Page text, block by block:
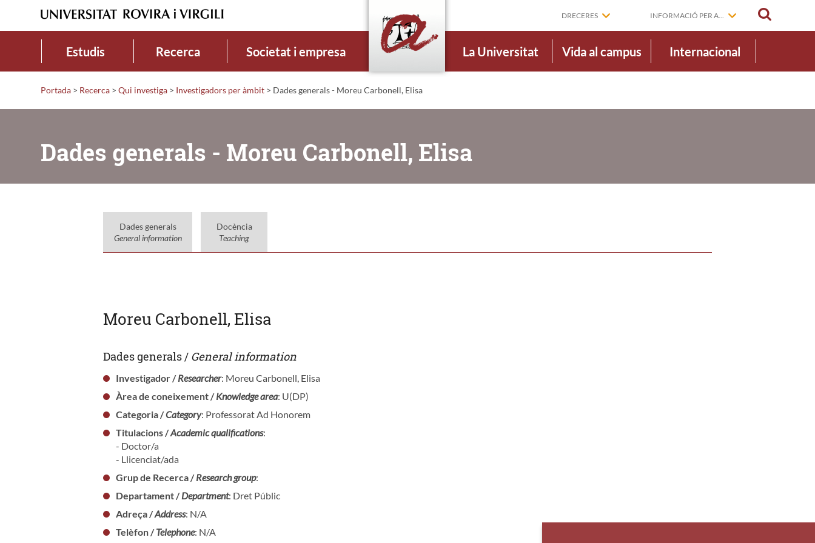
DRECERES INFORMACIÓ PER A...
Estudis Recerca Societat i empresa La Universitat Vida al campus Internacional
Portada > Recerca > Qui investiga > Investigadors per àmbit > Dades generals - Moreu Carbonell, Elisa
Dades generals - Moreu Carbonell, Elisa
Dades generals
General information
Docència
Teaching
Moreu Carbonell, Elisa
Dades generals / General information
Investigador /Researcher: Moreu Carbonell, Elisa
Àrea de coneixement /Knowledge area: U(DP)
Categoria /Category: Professorat Ad Honorem
Titulacions /Academic qualifications:
- Doctor/a
- Llicenciat/ada
Grup de Recerca /Research group:
Departament /Department: Dret Públic
Adreça /Address: N/A
Telèfon /Telephone: N/A